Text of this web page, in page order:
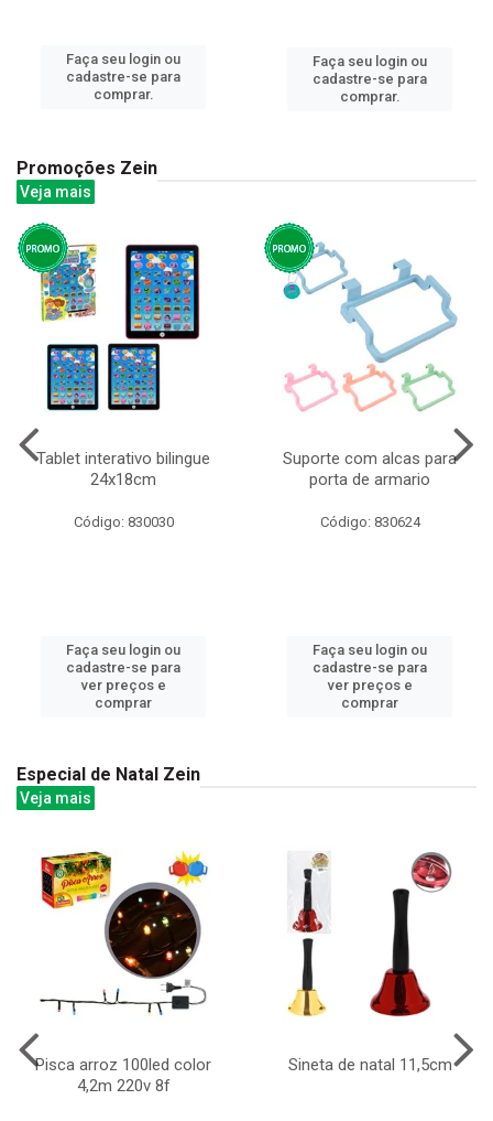
Faça seu login ou
cadastre-se para
comprar.
Faça seu login ou
cadastre-se para
comprar.
Promoções Zein
Veja mais
Tablet interativo bilingue
24x18cm
Código: 830030
Faça seu login ou
cadastre-se para
ver preços e
comprar
Suporte com alcas para
porta de armario
Código: 830624
Faça seu login ou
cadastre-se para
ver preços e
comprar
Especial de Natal Zein
Veja mais
Pisca arroz 100led color
4,2m 220v 8f
Sineta de natal 11,5cm